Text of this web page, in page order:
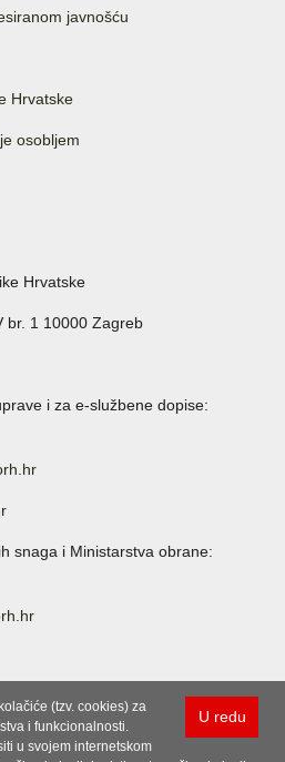
javnošću
Hrvatske
osobljem
Hrvatske
br. 1 10000 Zagreb
i za e-službene dopise:
snaga i Ministarstva obrane:
U redu
(tzv. cookies) za
i funkcionalnosti.
u svojem internetskom